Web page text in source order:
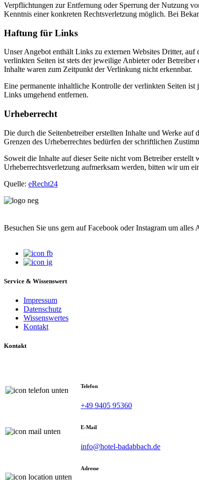
Verpflichtungen zur Entfernung oder Sperrung der Nutzung
Kenntnis einer konkreten Rechtsverletzung möglich. Bei
Haftung für Links
Unser Angebot enthält Links zu externen Websites Dritter,
verlinkten Seiten ist stets der jeweilige Anbieter oder
Inhalte waren zum Zeitpunkt der Verlinkung nicht erkennbar.
Eine permanente inhaltliche Kontrolle der verlinkten Seiten
Links umgehend entfernen.
Urheberrecht
Die durch die Seitenbetreiber erstellten Inhalte und Werke
Grenzen des Urheberrechtes bedürfen der schriftlichen
Soweit die Inhalte auf dieser Seite nicht vom Betreiber
Urheberrechtsverletzung aufmerksam werden, bitten wir um
Quelle: eRecht24
Besuchen Sie uns gern auf Facebook oder Instagram um
Service & Wissenswert
Impressum
Datenschutz
Wissenswertes
Kontakt
Kontakt
Telefon
+49 9405 95360
E-Mail
info@hotel-badabbach.de
Adresse